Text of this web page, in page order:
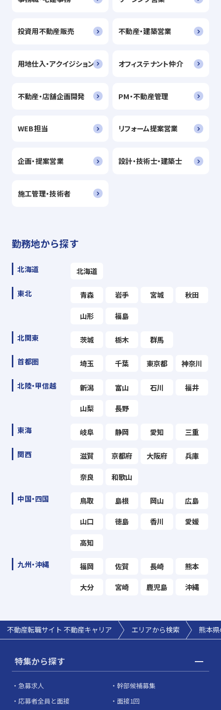
投資用不動産販売 不動産・建築営業
用地仕入・アクイジション オフィステナント仲介
不動産・店舗企画開発 PM・不動産管理
WEB担当 リフォーム提案営業
企画・提案営業 設計・技術士・建築士
施工管理・技術者
勤務地から探す
北海道 北海道
東北 青森 岩手 宮城 秋田
山形 福島
北関東 茨城 栃木 群馬
首都圏 埼玉 千葉 東京都 神奈川
北陸・甲信越 新潟 富山 石川 福井
山梨 長野
東海 岐阜 静岡 愛知 三重
関西 滋賀 京都府 大阪府 兵庫
奈良 和歌山
中国・四国 鳥取 島根 岡山 広島
山口 徳島 香川 愛媛
高知
九州・沖縄 福岡 佐賀 長崎 熊本
大分 宮崎 鹿児島 沖縄
不動産転職サイト 不動産キャリア エリアから検索 熊本
特集から探す
急募求人
幹部候補募集
応募者全員と面接
面接1回